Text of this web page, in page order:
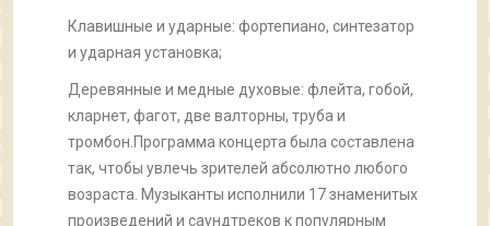
Клавишные и ударные: фортепиано, синтезатор
и ударная установка;
Деревянные и медные духовые: флейта, гобой,
кларнет, фагот, две валторны, труба и
тромбон.Программа концерта была составлена
так, чтобы увлечь зрителей абсолютно любого
возраста. Музыканты исполнили 17 знаменитых
произведений и саундтреков к популярным